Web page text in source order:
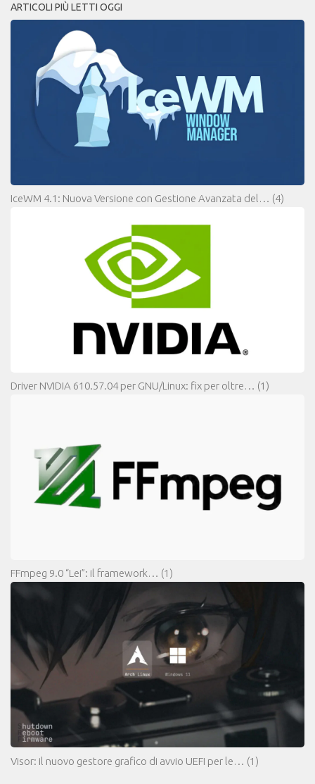
ARTICOLI PIÙ LETTI OGGI
IceWM 4.1: Nuova Versione con Gestione Avanzata del… (4)
Driver NVIDIA 610.57.04 per GNU/Linux: fix per oltre… (1)
FFmpeg 9.0 “Lei”: il framework… (1)
Visor: il nuovo gestore grafico di avvio UEFI per le… (1)